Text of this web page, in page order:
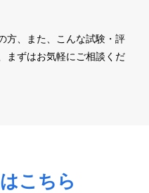
方、また、こんな試験・評
まずはお気軽にご相談くだ
こちら